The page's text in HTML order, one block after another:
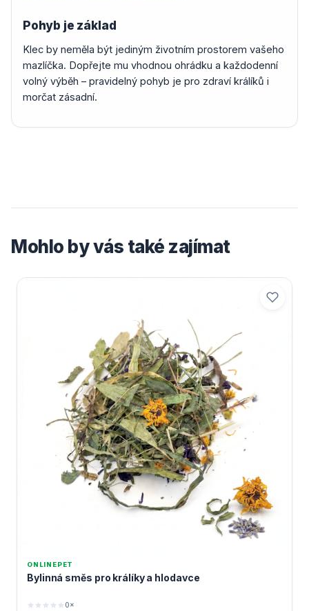
Pohyb je základ
Klec by neměla být jediným životním prostorem vašeho
mazlíčka. Dopřejte mu vhodnou ohrádku a každodenní
volný výběh – pravidelný pohyb je pro zdraví králíků i
morčat zásadní.
Mohlo by vás také zajímat
ONLINEPET
Bylinná směs pro králíky a hlodavce
0×